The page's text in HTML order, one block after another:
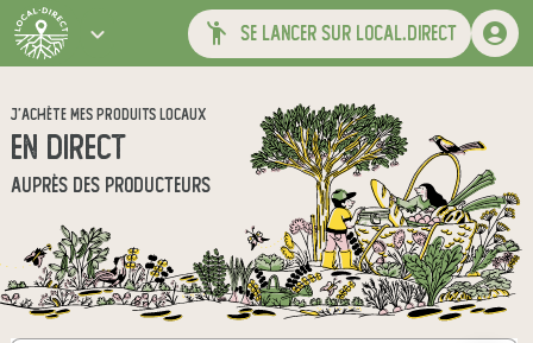
se lancer sur local.direct
J'ACHÈTE MES PRODUITS LOCAUX
EN DIRECT
AUPRÈS DES PRODUCTEURS